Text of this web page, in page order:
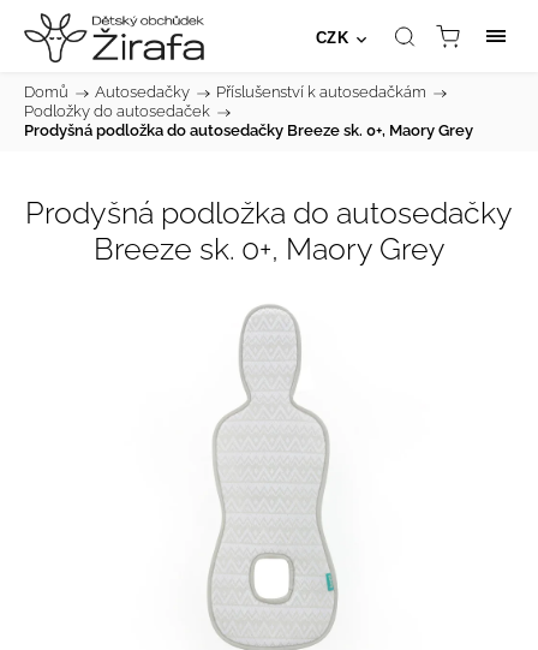
CZK
Domů / Autosedačky / Příslušenství k autosedačkám /
Podložky do autosedaček /
Prodyšná podložka do autosedačky Breeze sk. 0+, Maory Grey
Prodyšná podložka do autosedačky
Breeze sk. 0+, Maory Grey